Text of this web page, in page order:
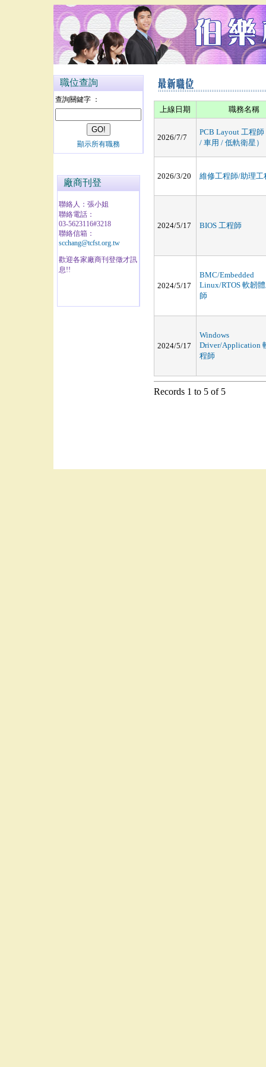
職位查詢
查詢關鍵字 ：
顯示所有職務
廠商刊登
聯絡人：張小姐
聯絡電話：
03-5623116#3218
聯絡信箱：
scchang@tcfst.org.tw
歡迎各家廠商刊登徵才訊
息!!
上線日期 職務名稱
2026/7/7
PCB Layout 工程
/ 車用 / 低軌衛星）
2026/3/20 維修工程師/助理工
2024/5/17 BIOS 工程師
2024/5/17
BMC/Embedded
Linux/RTOS 軟韌
師
2024/5/17
Windows
Driver/Application
程師
Records 1 to 5 of 5